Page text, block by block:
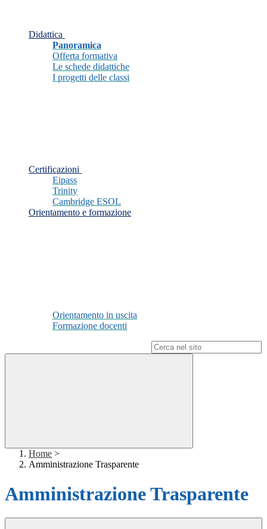
Didattica
Panoramica
Offerta formativa
Le schede didattiche
I progetti delle classi
Certificazioni
Eipass
Trinity
Cambridge ESOL
Orientamento e formazione
Orientamento in uscita
Formazione docenti
Home >
Amministrazione Trasparente
Amministrazione Trasparente